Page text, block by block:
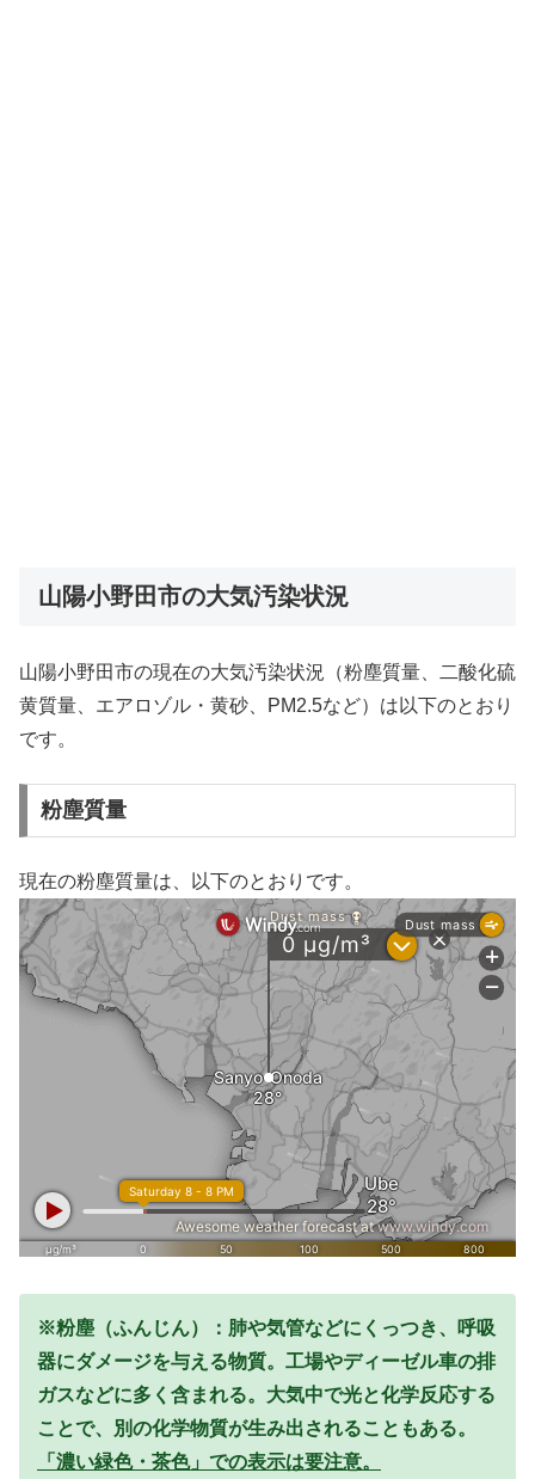
山陽小野田市の大気汚染状況
山陽小野田市の現在の大気汚染状況（粉塵質量、二酸化硫
黄質量、エアロゾル・黄砂、PM2.5など）は以下のとおり
です。
粉塵質量
現在の粉塵質量は、以下のとおりです。
※粉塵（ふんじん）：肺や気管などにくっつき、呼吸
器にダメージを与える物質。工場やディーゼル車の排
ガスなどに多く含まれる。大気中で光と化学反応する
ことで、別の化学物質が生み出されることもある。
「濃い緑色・茶色」での表示は要注意。